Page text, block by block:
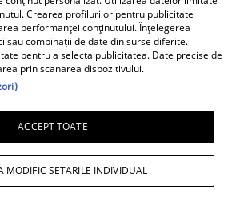
înșelată de 83 de ori
„Și-a făcut listă cu
Crearea profilurilor pentru publicitate
performanței conținutului. Înțelegerea
sau combinații de date din surse diferite.
pentru a selecta publicitatea. Date precise de
prin scanarea dispozitivului.
ACCEPT TOATE
MODIFIC SETARILE INDIVIDUAL